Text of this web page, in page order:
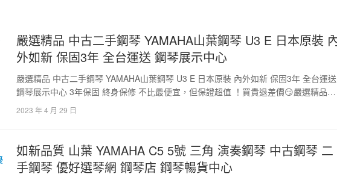
嚴選精品 中古二手鋼琴 YAMAHA山葉鋼琴 U3 E 日本原裝
外如新 保固3年 全台運送 鋼琴展示中心
嚴選精品 中古二手鋼琴 YAMAHA山葉鋼琴 U3 E 日本原裝 內外如新 保固3年 全台運送
鋼琴展示中心 3年保固 終身保修 不比最便宜，但保證超值 ！買貴退差價😏嚴選精品
中…
2023 年 4 月 29 日
如新品質 山葉 YAMAHA C5 5號 三角 演奏鋼琴 中古鋼琴 二
手鋼琴 優好選琴網 鋼琴店 鋼琴暢貨中心